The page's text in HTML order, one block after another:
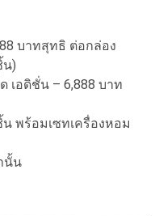
บาทสุทธิ ต่อกล่อง
น)
เอดิชั่น – 6,888 บาท
พร้อมเซทเครื่องหอม
นั้น